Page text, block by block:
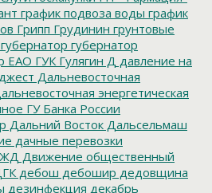
график подвоза воды график
Грипп Грудинин грунтовые
губернатор губернатор
ЕАО ГУК Гулягин Д давление на
Дальневосточная
энергетическая
ГУ Банка России
Дальний Восток Дальсельмаш
дачные перевозки
Движение общественный
дебош дебошир дедовщина
дезинфекция декабрь